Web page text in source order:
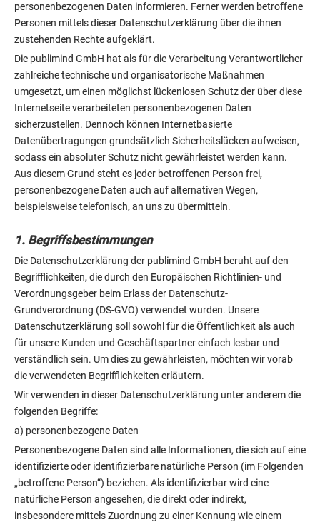
personenbezogenen Daten informieren. Ferner werden betroffene
Personen mittels dieser Datenschutzerklärung über die ihnen
zustehenden Rechte aufgeklärt.
Die publimind GmbH hat als für die Verarbeitung Verantwortlicher
zahlreiche technische und organisatorische Maßnahmen
umgesetzt, um einen möglichst lückenlosen Schutz der über diese
Internetseite verarbeiteten personenbezogenen Daten
sicherzustellen. Dennoch können Internetbasierte
Datenübertragungen grundsätzlich Sicherheitslücken aufweisen,
sodass ein absoluter Schutz nicht gewährleistet werden kann.
Aus diesem Grund steht es jeder betroffenen Person frei,
personenbezogene Daten auch auf alternativen Wegen,
beispielsweise telefonisch, an uns zu übermitteln.
1. Begriffsbestimmungen
Die Datenschutzerklärung der publimind GmbH beruht auf den
Begrifflichkeiten, die durch den Europäischen Richtlinien- und
Verordnungsgeber beim Erlass der Datenschutz-
Grundverordnung (DS-GVO) verwendet wurden. Unsere
Datenschutzerklärung soll sowohl für die Öffentlichkeit als auch
für unsere Kunden und Geschäftspartner einfach lesbar und
verständlich sein. Um dies zu gewährleisten, möchten wir vorab
die verwendeten Begrifflichkeiten erläutern.
Wir verwenden in dieser Datenschutzerklärung unter anderem die
folgenden Begriffe:
a) personenbezogene Daten
Personenbezogene Daten sind alle Informationen, die sich auf eine
identifizierte oder identifizierbare natürliche Person (im Folgenden
„betroffene Person“) beziehen. Als identifizierbar wird eine
natürliche Person angesehen, die direkt oder indirekt,
insbesondere mittels Zuordnung zu einer Kennung wie einem